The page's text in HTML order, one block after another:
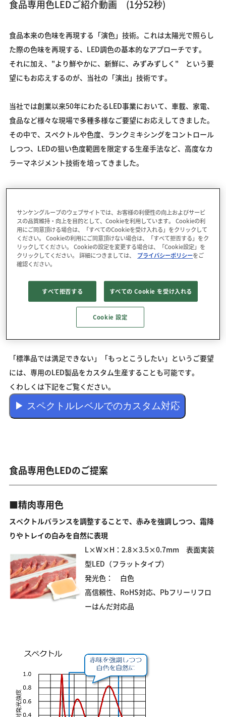
食品専用色LEDご紹介動画 (1分52秒)
食品本来の色味を再現する「演色」技術。これは太陽光で照らし
た際の色味を再現する、LED調色の基本的なアプローチです。
それに加え、"より鮮やかに、新鮮に、みずみずしく" という要
望にもお応えするのが、当社の「演出」技術です。
当社では創業以来50年にわたるLED事業において、車載、家電、
食品など様々な現場で多種多様なご要望にお応えしてきました。
その中で、スペクトルや色度、ランクミキシングをコントロール
しつつ、LEDの狙い色度範囲を限定する生産手法など、高度なカ
ラーマネジメント技術を培ってきました。
食品用LEDはそれらの技術を結集した「演色」と「演出」のノウ
食品ショーケース用ランプ、冷蔵ケースなど、貴社製品に組み込
んでいただくだけで、食品現場の要望に応える製品を提供いただ
けます。
ご質問は下記フォームからご連絡ください。
▶ お問い合わせ
「標準品では満足できない」「もっとこうしたい」というご要望
には、専用のLED製品をカスタム生産することも可能です。
くわしくは下記をご覧ください。
▶ スペクトルレベルでのカスタム対応
食品専用色LEDのご提案
■精肉専用色
スペクトルバランスを調整することで、赤みを強調しつつ、霜降
りやトレイの白みを自然に表現
L×W×H：2.8×3.5×0.7mm 表面実装
型LED（フラットタイプ）
発光色： 白色
高信頼性、RoHS対応、Pbフリーリフロ
ーはんだ対応品
サンケングループのウェブサイトでは、お客様の利便性の向上およびサービ
スの品質維持・向上を目的として、Cookieを利用しています。 Cookieの利
用にご同意頂ける場合は、「すべてのCookieを受け入れる」をクリックして
ください。 Cookieの利用にご同意頂けない場合は、「すべて拒否する」をク
リックしてください。 Cookieの設定を変更する場合は、「Cookie設定」を
クリックしてください。 詳細につきましては、
プライバシーポリシーをご
確認ください。
すべて拒否する すべての Cookie を受け入れる
Cookie 設定